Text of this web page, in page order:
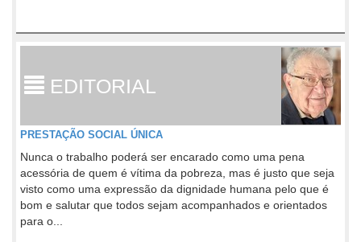
EDITORIAL
PRESTAÇÃO SOCIAL ÚNICA
Nunca o trabalho poderá ser encarado como uma pena
acessória de quem é vítima da pobreza, mas é justo que seja
visto como uma expressão da dignidade humana pelo que é
bom e salutar que todos sejam acompanhados e orientados
para o...